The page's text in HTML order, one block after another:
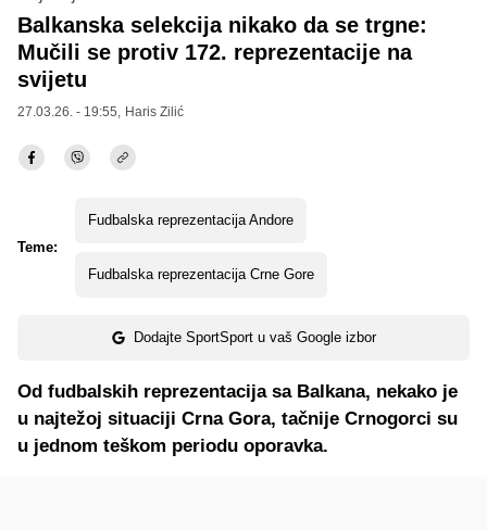
Balkanska selekcija nikako da se trgne:
Mučili se protiv 172. reprezentacije na
svijetu
27.03.26. - 19:55, Haris Zilić
Teme:
Fudbalska reprezentacija Andore
Fudbalska reprezentacija Crne Gore
Dodajte SportSport u vaš Google izbor
Od fudbalskih reprezentacija sa Balkana, nekako je
u najtežoj situaciji Crna Gora, tačnije Crnogorci su
u jednom teškom periodu oporavka.